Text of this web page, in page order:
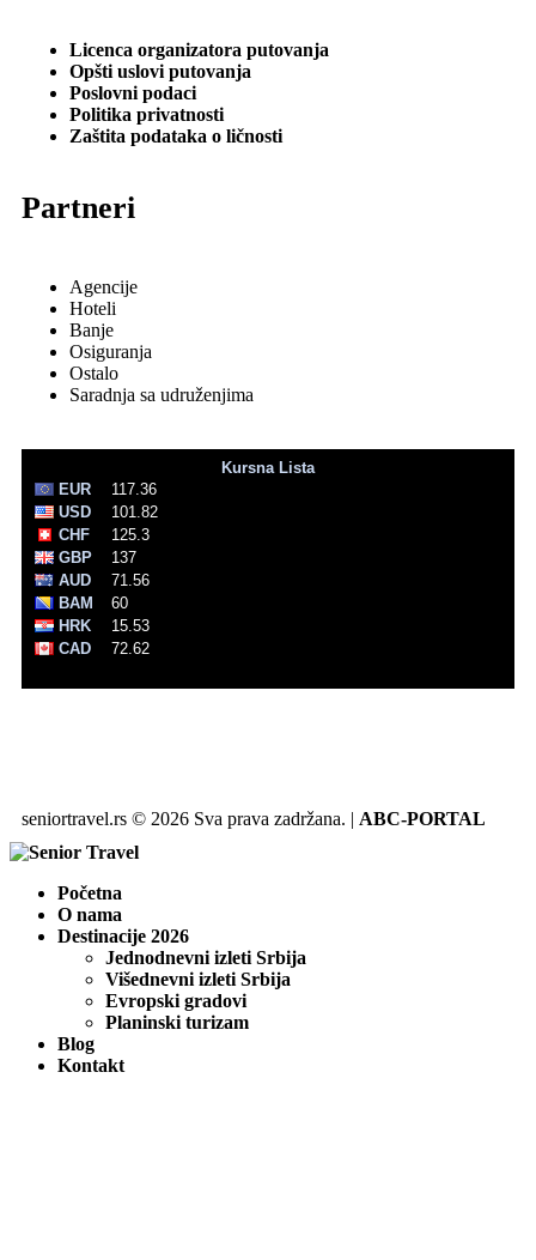
Licenca organizatora putovanja
Opšti uslovi putovanja
Poslovni podaci
Politika privatnosti
Zaštita podataka o ličnosti
Partneri
Agencije
Hoteli
Banje
Osiguranja
Ostalo
Saradnja sa udruženjima
seniortravel.rs © 2026 Sva prava zadržana. | ABC-PORTAL
Početna
O nama
Destinacije 2026
Jednodnevni izleti Srbija
Višednevni izleti Srbija
Evropski gradovi
Planinski turizam
Blog
Kontakt